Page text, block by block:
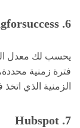
6. Marketingforsuccess
يحسب لك معدل
فترة زمنية
الزمنية الذي اتخذ
Hubspot .7